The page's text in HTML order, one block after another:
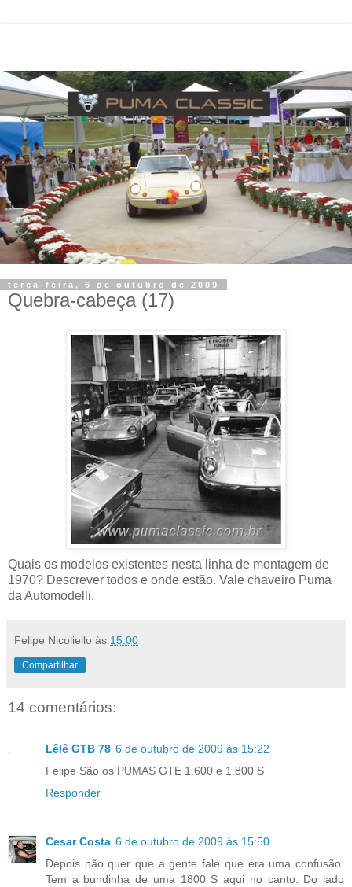
terça-feira, 6 de outubro de 2009
Quebra-cabeça (17)
Quais os modelos existentes nesta linha de montagem de
1970? Descrever todos e onde estão. Vale chaveiro Puma
da Automodelli.
Felipe Nicoliello às 15:00
Compartilhar
14 comentários:
Lêlê GTB 78 6 de outubro de 2009 às 15:22
Felipe São os PUMAS GTE 1.600 e 1.800 S
Responder
Cesar Costa 6 de outubro de 2009 às 15:50
Depois não quer que a gente fale que era uma confusão.
Tem a bundinha de uma 1800 S aqui no canto. Do lado